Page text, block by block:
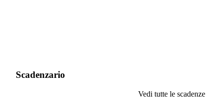
Scadenzario
Vedi tutte le scadenze